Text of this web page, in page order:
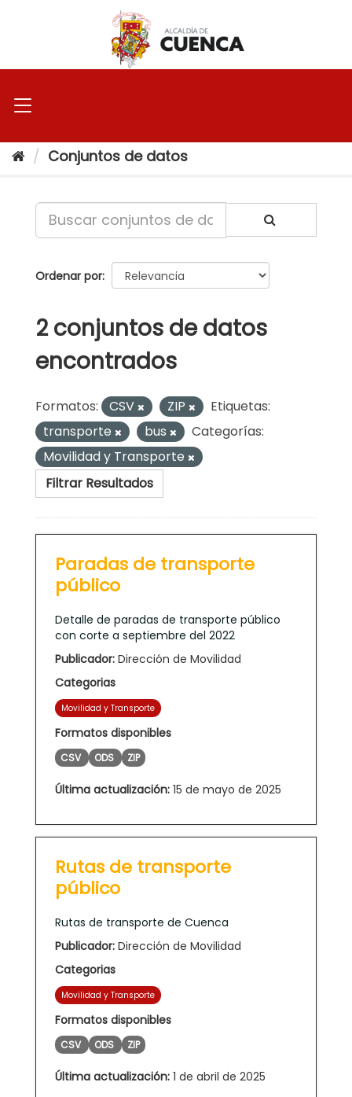
Conjuntos de datos
Ordenar por
2 conjuntos de datos
encontrados
Formatos: CSV ZIP
Etiquetas:
transporte
bus
Categorías:
Movilidad y Transporte
Filtrar Resultados
Paradas de transporte
público
Detalle de paradas de transporte público
con corte a septiembre del 2022
Publicador: Dirección de Movilidad
Categorias
Movilidad y Transporte
Formatos disponibles
CSV ODS ZIP
Última actualización: 15 de mayo de 2025
Rutas de transporte
público
Rutas de transporte de Cuenca
Publicador: Dirección de Movilidad
Categorias
Movilidad y Transporte
Formatos disponibles
CSV ODS ZIP
Última actualización: 1 de abril de 2025